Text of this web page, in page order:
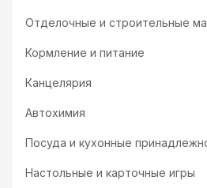
Отделочные и строительные
Кормление и питание
Канцелярия
Автохимия
Посуда и кухонные
Настольные и карточные игры